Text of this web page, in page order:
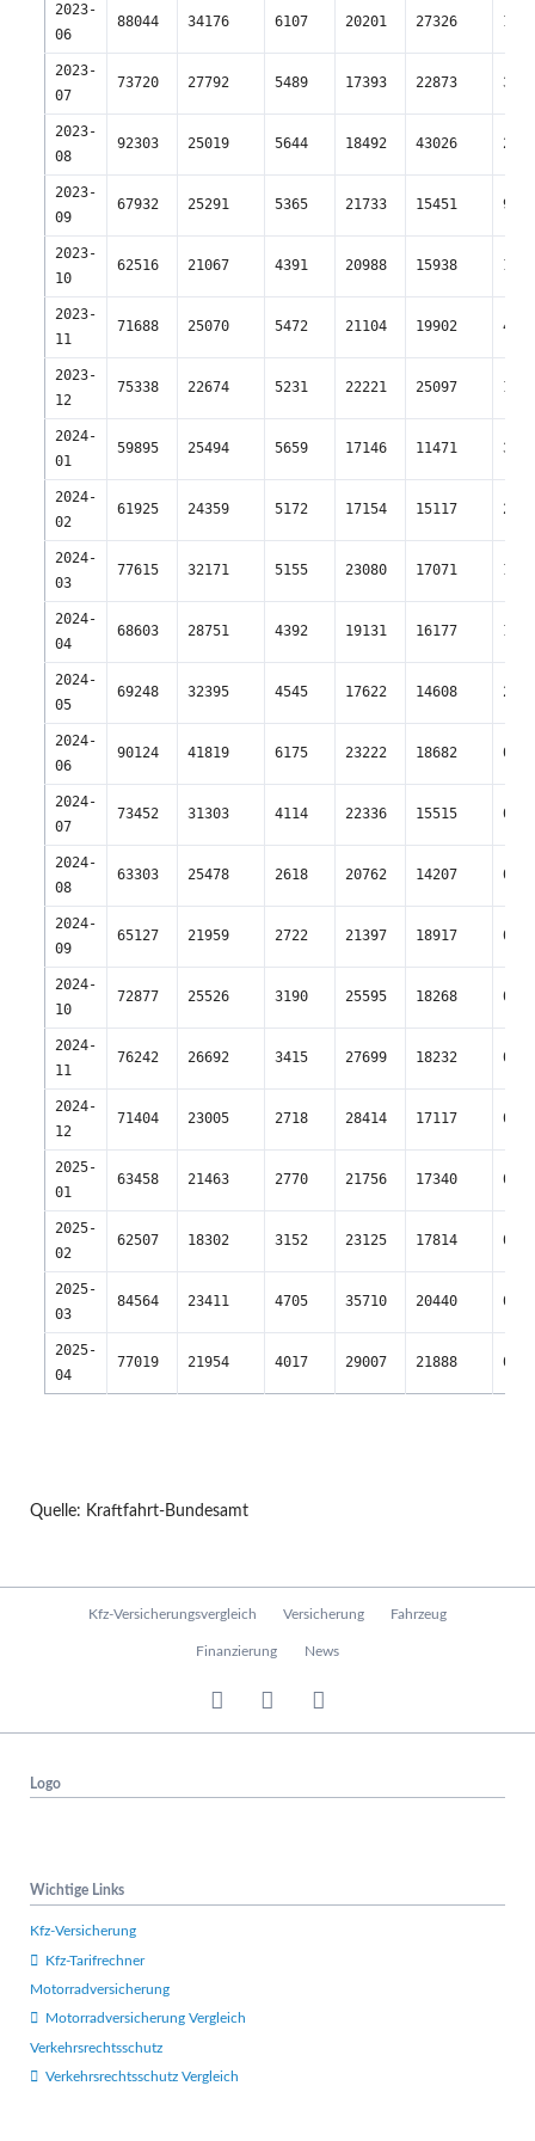
2023-
06
88044 34176 6107 20201 27326 16
2023-
07
73720 27792 5489 17393 22873 34
2023-
08
92303 25019 5644 18492 43026 20
2023-
09
67932 25291 5365 21733 15451 9
2023-
10
62516 21067 4391 20988 15938 10
2023-
11
71688 25070 5472 21104 19902 4
2023-
12
75338 22674 5231 22221 25097 1
2024-
01
59895 25494 5659 17146 11471 3
2024-
02
61925 24359 5172 17154 15117 2
2024-
03
77615 32171 5155 23080 17071 1
2024-
04
68603 28751 4392 19131 16177 1
2024-
05
69248 32395 4545 17622 14608 2
2024-
06
90124 41819 6175 23222 18682 0
2024-
07
73452 31303 4114 22336 15515 0
2024-
08
63303 25478 2618 20762 14207 0
2024-
09
65127 21959 2722 21397 18917 0
2024-
10
72877 25526 3190 25595 18268 0
2024-
11
76242 26692 3415 27699 18232 0
2024-
12
71404 23005 2718 28414 17117 0
2025-
01
63458 21463 2770 21756 17340 0
2025-
02
62507 18302 3152 23125 17814 0
2025-
03
84564 23411 4705 35710 20440 0
2025-
04
77019 21954 4017 29007 21888 0
Quelle: Kraftfahrt-Bundesamt
r
s
r
i
n
n
Kfz-Versicherungsvergleich Versicherung Fahrzeug
Finanzierung News
Logo
Wichtige Links
Kfz-Versicherung
Kfz-Tarifrechner
Motorradversicherung
Motorradversicherung Vergleich
Verkehrsrechtsschutz
Verkehrsrechtsschutz Vergleich